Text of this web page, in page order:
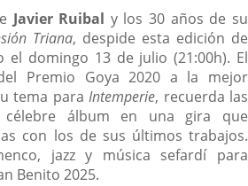
Javier Ruibal y los 30 años de su
Triana, despide esta edición de
el domingo 13 de julio (21:00h). El
Premio Goya 2020 a la mejor
tema para Intemperie, recuerda las
célebre álbum en una gira que
con los de sus últimos trabajos.
jazz y música sefardí para
Benito 2025.